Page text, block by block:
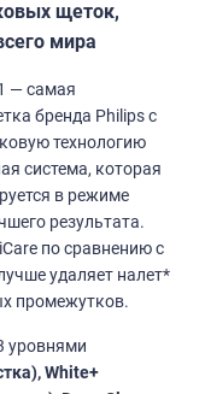
щеток,
мира
— самая
бренда Philips с
технологию
система, которая
в режиме
результата.
по сравнению с
удаляет налет*
промежутков.
уровнями
White+